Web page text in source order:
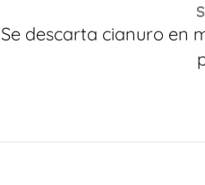
Se descarta cianuro en